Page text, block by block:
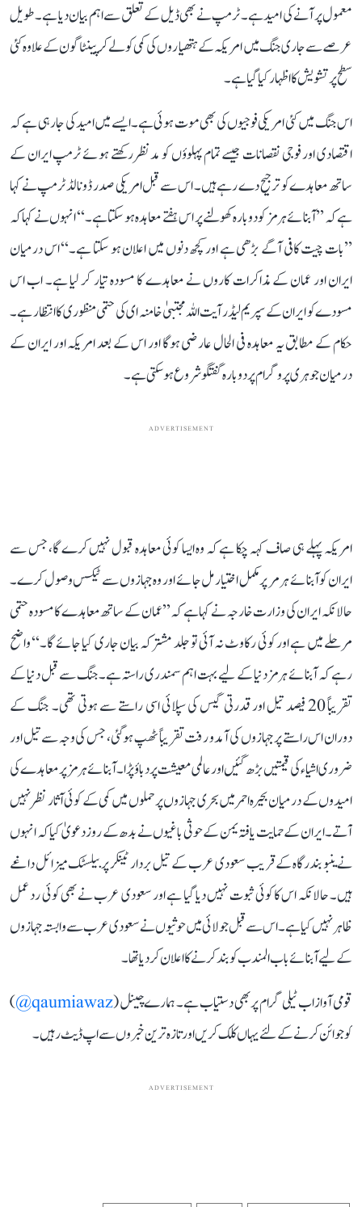
معمول پر آنے کی امید ہے۔ ٹرمپ نے بھی ڈیل کے تعلق سے اہم بیان دیا ہے۔ طویل
عرصے سے جاری جنگ میں امریکہ کے ہتھیاروں کی کمی کو لے کر پینٹاگون کے علاوہ کئی
سطح پر تشویش کا اظہار کیا گیا ہے۔
اس جنگ میں کئی امریکی فوجیوں کی بھی موت ہوئی ہے۔ ایسے میں امید کی جا رہی ہے کہ
اقتصادی اور فوجی نقصانات جیسے تمام پہلوؤں کو مدنظر رکھتے ہوئے ٹرمپ ایران کے
ساتھ معاہدے کو ترجیح دے رہے ہیں۔ اس سے قبل امریکی صدر ڈونالڈ ٹرمپ نے کہا
ہے کہ ’’آبنائے ہرمز کو دوبارہ کھولنے پر اس ہفتے معاہدہ ہو سکتا ہے۔‘‘ انہوں نے کہا کہ
’’بات چیت کافی آگے بڑھی ہے اور کچھ دنوں میں اعلان ہو سکتا ہے۔‘‘ اس درمیان
ایران اور عمان کے مذاکرات کاروں نے معاہدے کا مسودہ تیار کر لیا ہے۔ اب اس
مسودے کو ایران کے سپریم لیڈر آیت اللہ مجتبیٰ خامنہ ای کی حتمی منظوری کا انتظار ہے۔
حکام کے مطابق یہ معاہدہ فی الحال عارضی ہوگا اور اس کے بعد امریکہ اور ایران کے
درمیان جوہری پروگرام پر دوبارہ گفتگو شروع ہو سکتی ہے۔
ADVERTISEMENT
امریکہ پہلے ہی صاف کہہ چکا ہے کہ وہ ایسا کوئی معاہدہ قبول نہیں کرے گا، جس سے
ایران کو آبنائے ہرمر پر مکمل اختیار مل جائے اور وہ جہازوں سے ٹیکس وصول کرے۔
حالانکہ ایران کی وزارت خارجہ نے کہا ہے کہ ’’عمان کے ساتھ معاہدے کا مسودہ حتمی
مرحلے میں ہے اور کوئی رکاوٹ نہ آئی تو جلد مشترکہ بیان جاری کیا جائے گا۔‘‘ واضح
رہے کہ آبنائے ہرمز دنیا کے لیے بہت اہم سمندری راستہ ہے۔ جنگ سے قبل دنیا کے
تقریباً 20 فیصد تیل اور قدرتی گیس کی سپلائی اسی راستے سے ہوتی تھی۔ جنگ کے
دوران اس راستے پر جہازوں کی آمد و رفت تقریباً ٹھپ ہو گئی، جس کی وجہ سے تیل اور
ضروری اشیاء کی قیمتیں بڑھ گئیں اور عالمی معیشت پر دباؤ پڑا۔ آبنائے ہرمز پر معاہدے کی
امیدوں کے درمیان بحیرہ احمر میں بحری جہازوں پر حملوں میں کمی کے کوئی آثار نظر نہیں
آتے۔ ایران کے حمایت یافتہ یمن کے حوثی باغیوں نے بدھ کے روز دعویٰ کیا کہ انہوں
نے ینبو بندرگاہ کے قریب سعودی عرب کے تیل بردار ٹینکر پر بیلسٹک میزائل داغے
ہیں۔ حالانکہ اس کا کوئی ثبوت نہیں دیا گیا ہے اور سعودی عرب نے بھی کوئی رد عمل
ظاہر نہیں کیا ہے۔ اس سے قبل جولائی میں حوثیوں نے سعودی عرب سے وابستہ جہازوں
کے لیے آبنائے باب المندب کو بند کرنے کا اعلان کر دیا تھا۔
قومی آواز اب ٹیلی گرام پر بھی دستیاب ہے۔ ہمارے چینل (qaumiawaz@
)
کو جوائن کرنے کے لئے یہاں کلک کریں اور تازہ ترین خبروں سے اپ ڈیٹ رہیں۔
ADVERTISEMENT